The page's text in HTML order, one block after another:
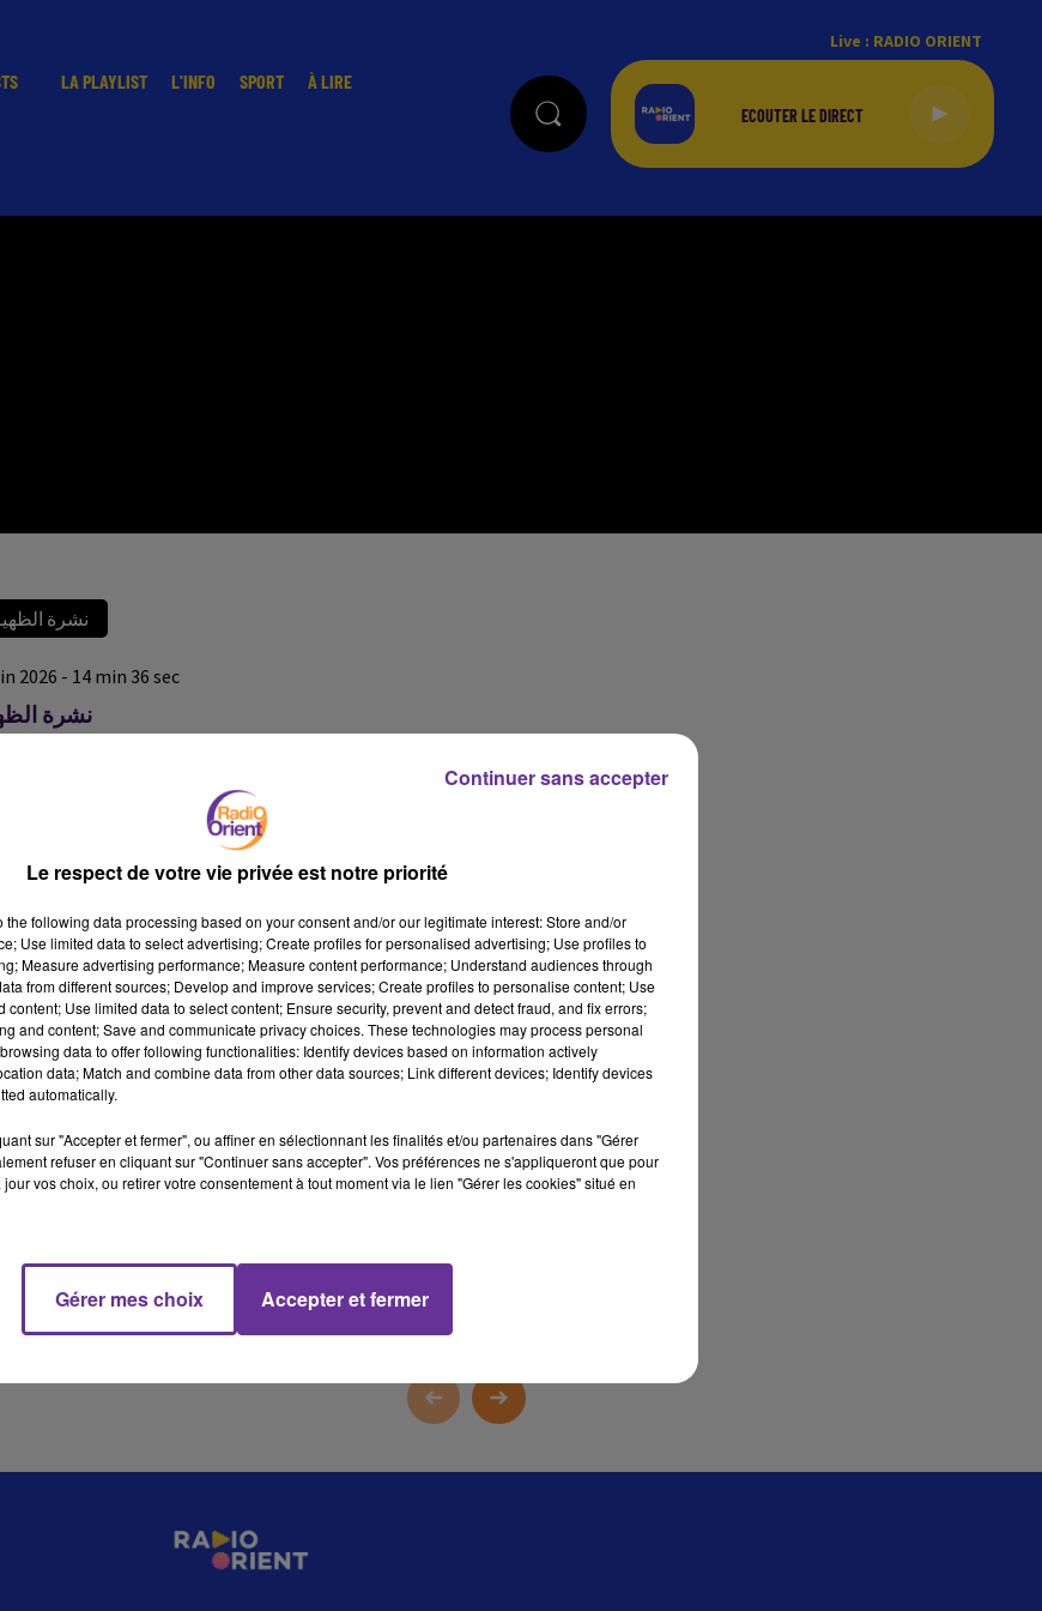
LA PLAYLIST L'INFO SPORT À LIRE
Live : RADIO ORIENT
نشرة
2026 - 14 min 36 sec
نشرة
14 min 36 sec
Le respect de votre vie privée est notre priorité
the following data processing based on your consent and/or our legitimate interest: Store and/or
Use limited data to select advertising; Create profiles for personalised advertising; Use profiles to
Measure advertising performance; Measure content performance; Understand audiences through
from different sources; Develop and improve services; Create profiles to personalise content; Use
Use limited data to select content; Ensure security, prevent and detect fraud, and fix errors;
and content; Save and communicate privacy choices. These technologies may process personal
data to offer following functionalities: Identify devices based on information actively
data; Match and combine data from other data sources; Link different devices; Identify devices
automatically.
sur "Accepter et fermer", ou affiner en sélectionnant les finalités et/ou partenaires dans "Gérer
refuser en cliquant sur "Continuer sans accepter". Vos préférences ne s'appliqueront que pour
vos choix, ou retirer votre consentement à tout moment via le lien "Gérer les cookies" situé en
Gérer mes choix Accepter et fermer
Continuer sans accepter